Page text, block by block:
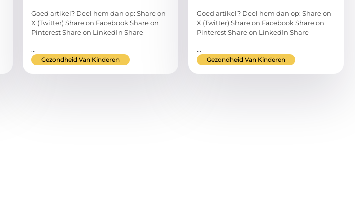
Goed artikel? Deel hem dan op: Share on
X (Twitter) Share on Facebook Share on
Pinterest Share on LinkedIn Share
...
Gezondheid Van Kinderen
Goed artikel? Deel hem dan op: Share on
X (Twitter) Share on Facebook Share on
Pinterest Share on LinkedIn Share
...
Gezondheid Van Kinderen